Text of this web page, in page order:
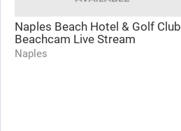
Naples Beach Hotel & Golf Club
Beachcam Live Stream
Naples